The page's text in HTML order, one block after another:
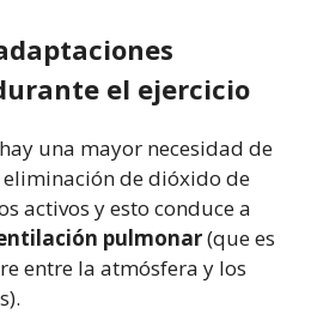
el ejercicio
una mayor necesidad de
de dióxido de
activos y esto conduce a
pulmonar(que es
entre la atmósfera y los